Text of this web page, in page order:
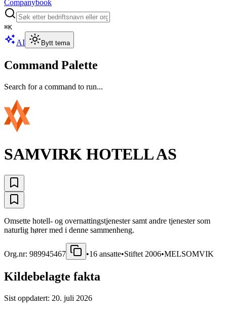
Companybook
⌘K
AI Bytt tema
Command Palette
Search for a command to run...
SAMVIRK HOTELL AS
Omsette hotell- og overnattingstjenester samt andre tjenester som
naturlig hører med i denne sammenheng.
Org.nr: 989945467 •16 ansatte•Stiftet 2006•MELSOMVIK
Kildebelagte fakta
Sist oppdatert: 20. juli 2026